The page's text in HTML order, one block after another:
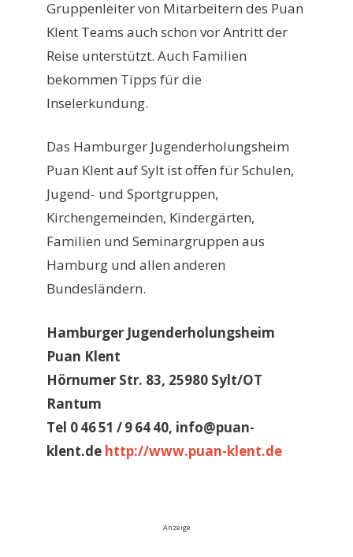
Gruppenleiter von Mitarbeitern des Puan
Klent Teams auch schon vor Antritt der
Reise unterstützt. Auch Familien
bekommen Tipps für die
Inselerkundung.
Das Hamburger Jugenderholungsheim
Puan Klent auf Sylt ist offen für Schulen,
Jugend- und Sportgruppen,
Kirchengemeinden, Kindergärten,
Familien und Seminargruppen aus
Hamburg und allen anderen
Bundesländern.
Hamburger Jugenderholungsheim
Puan Klent
Hörnumer Str. 83, 25980 Sylt/OT
Rantum
Tel 0 46 51 / 9 64 40, info@puan-
klent.de http://www.puan-klent.de
Anzeige